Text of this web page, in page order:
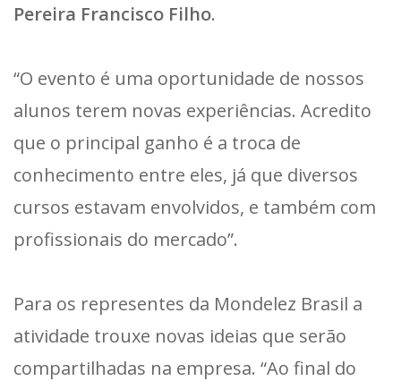
Pereira Francisco Filho.
“O evento é uma oportunidade de nossos
alunos terem novas experiências. Acredito
que o principal ganho é a troca de
conhecimento entre eles, já que diversos
cursos estavam envolvidos, e também com
profissionais do mercado”.
Para os representes da Mondelez Brasil a
atividade trouxe novas ideias que serão
compartilhadas na empresa. “Ao final do